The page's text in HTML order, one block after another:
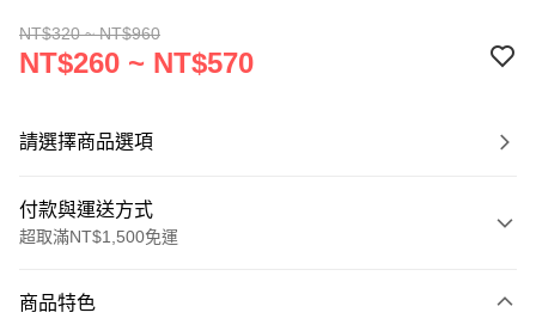
NT$320 ~ NT$960
NT$260 ~ NT$570
請選擇商品選項
付款與運送方式
超取滿NT$1,500免運
信用卡一次付款
商品特色